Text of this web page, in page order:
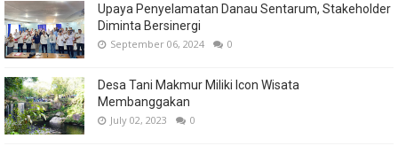
Upaya Penyelamatan Danau Sentarum, Stakeholder
Diminta Bersinergi
September 06, 2024 0
Desa Tani Makmur Miliki Icon Wisata
Membanggakan
July 02, 2023 0